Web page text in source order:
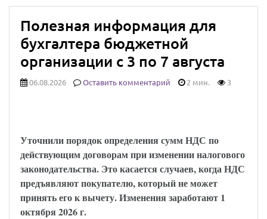
Полезная информация для
бухгалтера бюджетной
организации с 3 по 7 августа
06.08.2026 Оставить комментарий 2 мин. 3
Уточнили порядок определения сумм НДС по
действующим договорам при изменении налогового
законодательства. Это касается случаев, когда НДС
предъявляют покупателю, который не может
принять его к вычету. Изменения заработают 1
октября 2026 г.